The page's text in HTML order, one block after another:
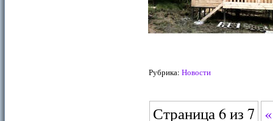
Рубрика: Новости
Страница 6 из 7